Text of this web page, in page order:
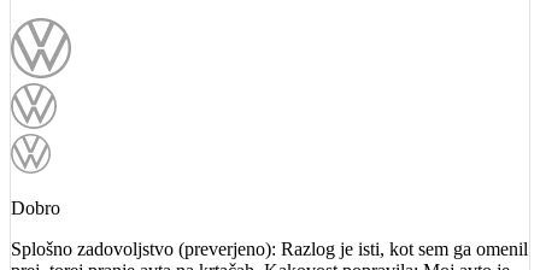
Dobro
Splošno zadovoljstvo (preverjeno): Razlog je isti, kot sem ga omenil